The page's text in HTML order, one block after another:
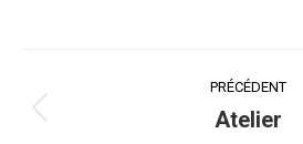
album
PRÉCÉDENT
Album
Atelier